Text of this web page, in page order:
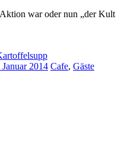
war oder nun „der Kult
Januar 2014 Cafe, Gäste